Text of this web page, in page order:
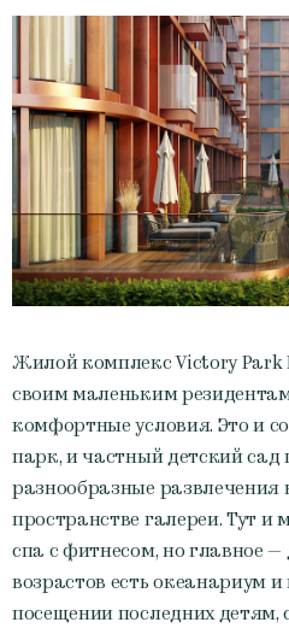
Жилой комплекс Victory Park
своим маленьким
комфортные условия. Это и
парк, и частный детский сад
разнообразные развлечения
пространстве галереи. Тут и
спа с фитнесом, но главное
возрастов есть океанариум
посещении последних детям,